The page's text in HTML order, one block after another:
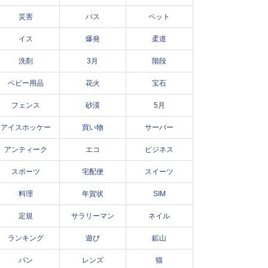
災害 バス ペット
イス 爆発 柔道
洗剤 3月 階段
ベビー用品 花火 宝石
フェンス 砂漠 5月
アイスホッケー 買い物 サーバー
アンティーク エコ ビジネス
スポーツ 宅配便 スイーツ
料理 年賀状 SIM
定規 サラリーマン ネイル
ランキング 遊び 鉱山
パン レンズ 猫